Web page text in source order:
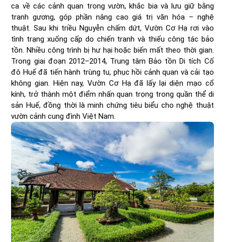
ca về các cảnh quan trong vườn, khắc bia và lưu giữ bằng
tranh gương, góp phần nâng cao giá trị văn hóa – nghệ
thuật. Sau khi triều Nguyễn chấm dứt, Vườn Cơ Hạ rơi vào
tình trạng xuống cấp do chiến tranh và thiếu công tác bảo
tồn. Nhiều công trình bị hư hại hoặc biến mất theo thời gian.
Trong giai đoạn 2012–2014, Trung tâm Bảo tồn Di tích Cố
đô Huế đã tiến hành trùng tu, phục hồi cảnh quan và cải tạo
không gian. Hiện nay, Vườn Cơ Hạ đã lấy lại diện mạo cổ
kính, trở thành một điểm nhấn quan trọng trong quần thể di
sản Huế, đồng thời là minh chứng tiêu biểu cho nghệ thuật
vườn cảnh cung đình Việt Nam.